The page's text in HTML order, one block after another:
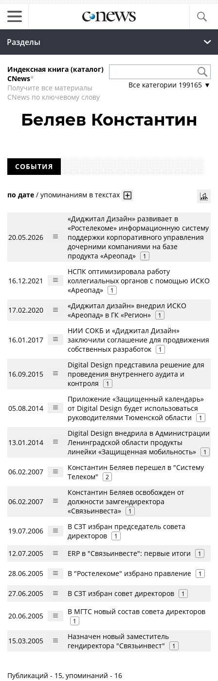
Разделы
Индексная книга (каталог)
CNews*
Получите все материалы
CNews по ключевому слову
Все категории 199165 ▼
Беляев Константин
СОБЫТИЯ
по дате / упоминаниям в текстах
20.05.2026
«Диджитал Дизайн» развивает в
«Ростелекоме» информационную систему
поддержки корпоративного управления
дочерними компаниями на базе
продукта «Ареопад»
1
16.12.2021
НСПК оптимизировала работу
коллегиальных органов с помощью ИСКО
«Ареопад»
1
17.02.2020
«Диджитал дизайн» внедрил ИСКО
«Ареопад» в ГК «Регион»
1
16.01.2017
НИИ СОКБ и «Диджитал Дизайн»
заключили соглашение для продвижения
собственных разработок
1
16.09.2015
Digital Design представила решение для
проведения внутреннего аудита и
контроля
1
05.08.2014
Приложение «Защищенный календарь»
от Digital Design будет использоваться
руководителями Тюменской области
1
13.01.2014
Digital Design внедрила в Администрации
Ленинградской области продукты
линейки «Защищенная мобильность»
1
06.02.2007
Константин Беляев перешел в "Систему
Телеком"
2
06.02.2007
Константин Беляев освобожден от
должности замгендиректора
«Связьинвеста»
1
19.07.2006
В СЗТ избран председатель совета
директоров
1
12.07.2005 ERP в "Связьинвесте": первые итоги 1
28.06.2005 В "Ростелекоме" избрано правление 1
27.06.2005 В СЗТ избран совет директоров 1
20.06.2005 В МГТС новый состав совета директоров
1
15.03.2005
Назначен новый заместитель
гендиректора "Связьинвест"
1
Публикаций - 15, упоминаний - 16